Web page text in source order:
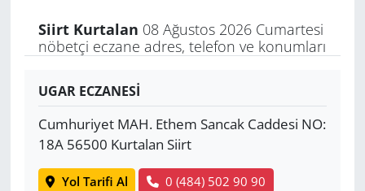
Siirt Kurtalan 08 Ağustos 2026 Cumartesi
nöbetçi eczane adres, telefon ve konumları
UGAR ECZANESİ
Cumhuriyet MAH. Ethem Sancak Caddesi NO:
18A 56500 Kurtalan Siirt
Yol Tarifi Al 0 (484) 502 90 90
SPOR
Yerel